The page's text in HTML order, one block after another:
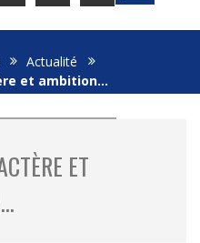
Actualité
et ambition…
ET